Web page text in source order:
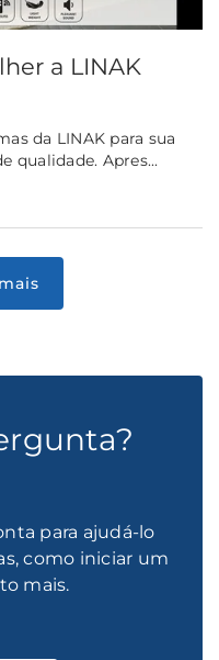
a LINAK
da LINAK para sua
qualidade. Apres...
para ajudá-lo
como iniciar um
mais.